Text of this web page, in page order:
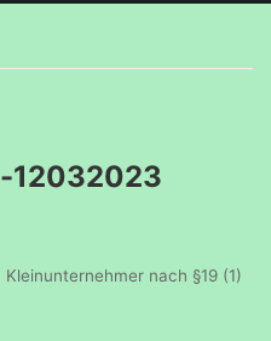
12032023
nach §19 (1)